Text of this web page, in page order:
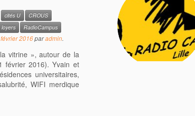
cités U
CROUS
loyers
RadioCampus
2016paradmin.
vitrine », autour de la
février 2016). Yvain et
universitaires,
WIFI merdique